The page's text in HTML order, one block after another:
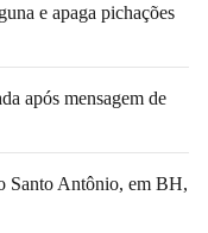
e apaga pichações
após mensagem de
Santo Antônio, em BH,